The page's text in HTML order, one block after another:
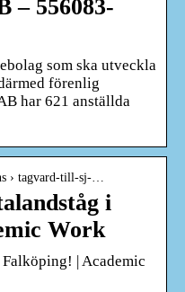
– 556083-
som ska utveckla
förenlig
har 621 anställda
› tagvard-till-sj-…
i
Work
| Academic